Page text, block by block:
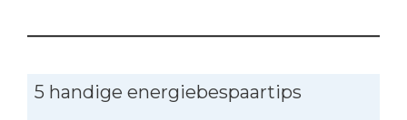
5 handige energiebespaartips